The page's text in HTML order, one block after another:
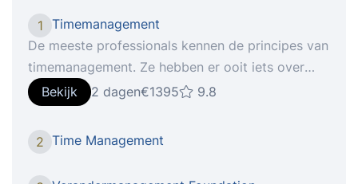
1 Timemanagement
De meeste professionals kennen de principes van
timemanagement. Ze hebben er ooit iets over
gelezen of zelfs een training gevolgd. Toch
vervallen velen na korte tijd weer in hun oude
werkpatronen. De reden? Ze richten zich op trucs
en tools in plaats van op gedrag. In de training
Bekijk 2 dagen€1395 9.8
2 Time Management